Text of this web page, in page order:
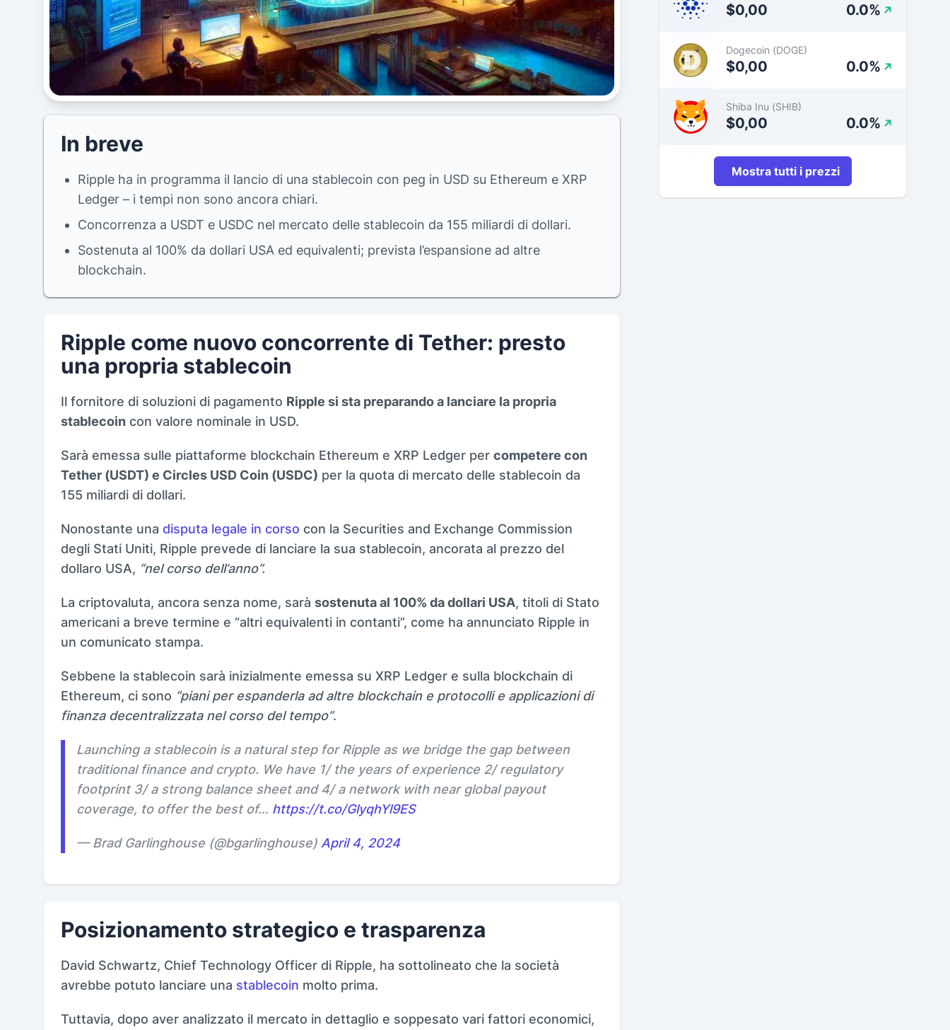
In breve
Ripple ha in programma il lancio di una stablecoin con peg in USD su Ethereum e XRP
Ledger – i tempi non sono ancora chiari.
Concorrenza a USDT e USDC nel mercato delle stablecoin da 155 miliardi di dollari.
Sostenuta al 100% da dollari USA ed equivalenti; prevista l’espansione ad altre
blockchain.
Ripple come nuovo concorrente di Tether: presto
una propria stablecoin
Il fornitore di soluzioni di pagamento Ripple si sta preparando a lanciare la propria
stablecoin con valore nominale in USD.
Sarà emessa sulle piattaforme blockchain Ethereum e XRP Ledger per competere con
Tether (USDT) e Circles USD Coin (USDC) per la quota di mercato delle stablecoin da
155 miliardi di dollari.
Nonostante una disputa legale in corso con la Securities and Exchange Commission
degli Stati Uniti, Ripple prevede di lanciare la sua stablecoin, ancorata al prezzo del
dollaro USA, “nel corso dell’anno”.
La criptovaluta, ancora senza nome, sarà sostenuta al 100% da dollari USA, titoli di Stato
americani a breve termine e “altri equivalenti in contanti”, come ha annunciato Ripple in
un comunicato stampa.
Sebbene la stablecoin sarà inizialmente emessa su XRP Ledger e sulla blockchain di
Ethereum, ci sono “piani per espanderla ad altre blockchain e protocolli e applicazioni di
finanza decentralizzata nel corso del tempo”.
Launching a stablecoin is a natural step for Ripple as we bridge the gap between
traditional finance and crypto. We have 1/ the years of experience 2/ regulatory
footprint 3/ a strong balance sheet and 4/ a network with near global payout
coverage, to offer the best of… https://t.co/GlyqhYl9ES
— Brad Garlinghouse (@bgarlinghouse) April 4, 2024
Posizionamento strategico e trasparenza
David Schwartz, Chief Technology Officer di Ripple, ha sottolineato che la società
avrebbe potuto lanciare una stablecoin molto prima.
Tuttavia, dopo aver analizzato il mercato in dettaglio e soppesato vari fattori economici,
$0,00 0.0%
Dogecoin (DOGE)
$0,00 0.0%
Shiba Inu (SHIB)
$0,00 0.0%
Mostra tutti i prezzi